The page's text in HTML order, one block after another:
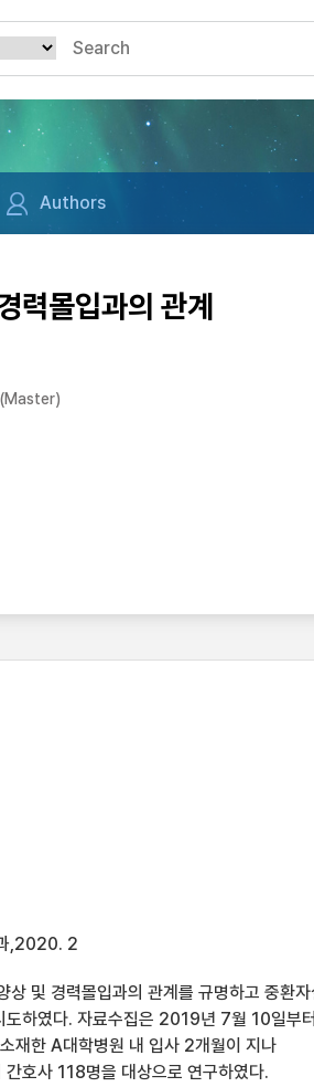
Authors
력몰입과의 관계
,2020. 2
및 경력몰입과의 관계를 규명하고 중환자
도하였다. 자료수집은 2019년 7월 10일부터
재한 A대학병원 내 입사 2개월이 지나
호사 118명을 대상으로 연구하였다.